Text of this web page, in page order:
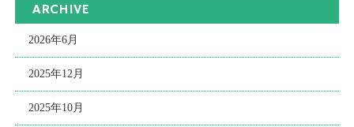
ARCHIVE
2026年6月
2025年12月
2025年10月